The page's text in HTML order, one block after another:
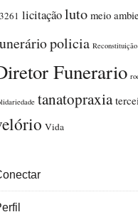
licitaçãoluto meio
policia
Funerario
tanatopraxia
Vida